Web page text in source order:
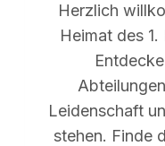
Herzlich
Heimat des
Leidenschaft
stehen. Finde